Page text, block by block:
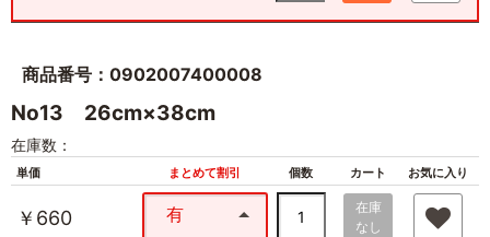
商品番号：0902007400008
No13 26cm×38cm
在庫数：
単価 まとめて割引 個数 カート お気に入り
￥660 有
在庫
なし